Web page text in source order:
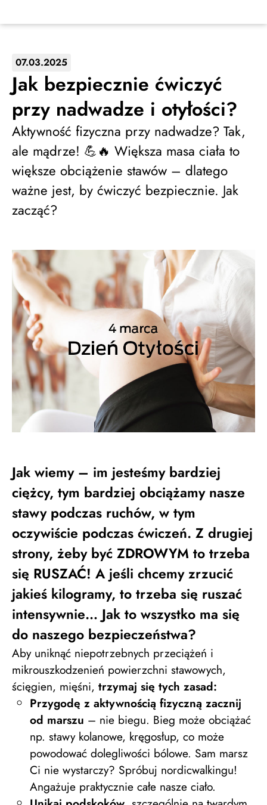
07.03.2025
Jak bezpiecznie ćwiczyć
przy nadwadze i otyłości?
Aktywność fizyczna przy nadwadze? Tak,
ale mądrze! 💪🔥 Większa masa ciała to
większe obciążenie stawów – dlatego
ważne jest, by ćwiczyć bezpiecznie. Jak
zacząć?
Jak wiemy – im jesteśmy bardziej
ciężcy, tym bardziej obciążamy nasze
stawy podczas ruchów, w tym
oczywiście podczas ćwiczeń. Z drugiej
strony, żeby być ZDROWYM to trzeba
się RUSZAĆ! A jeśli chcemy zrzucić
jakieś kilogramy, to trzeba się ruszać
intensywnie… Jak to wszystko ma się
do naszego bezpieczeństwa?
Aby uniknąć niepotrzebnych przeciążeń i
mikrouszkodzenień powierzchni stawowych,
ścięgien, mięśni, trzymaj się tych zasad:
Przygodę z aktywnością fizyczną zacznij
od marszu – nie biegu. Bieg może obciążać
np. stawy kolanowe, kręgosłup, co może
powodować dolegliwości bólowe. Sam marsz
Ci nie wystarczy? Spróbuj nordicwalkingu!
Angażuje praktycznie całe nasze ciało.